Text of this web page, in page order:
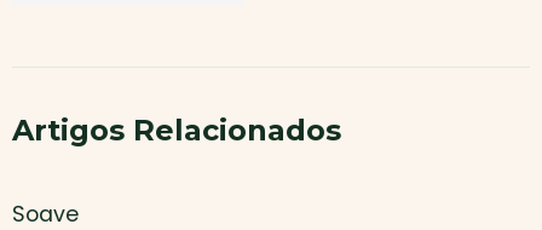
Artigos Relacionados
Soave